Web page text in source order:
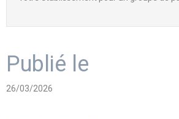
Publié le
26/03/2026